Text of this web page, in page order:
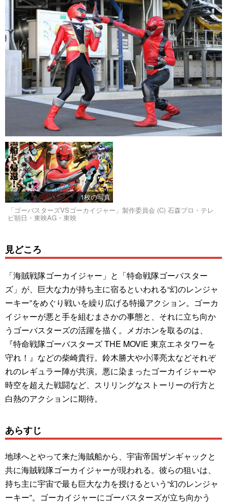
1枚の写真
「ゴーバスターズVSゴーカイジャー」製作委員会 (C) 石森プロ・テレ
ビ朝日・東映AG・東映
見どころ
「海賊戦隊ゴーカイジャー」と「特命戦隊ゴーバスター
ズ」が、巨大な力が持ち主に宿るといわれる“幻のレンジャ
ーキー”をめぐり戦いを繰り広げる特撮アクション。ゴーカ
イジャーが悪と手を組むまさかの事態と、それに立ち向か
うゴーバスターズの活躍を描く。メガホンを取るのは、
『特命戦隊ゴーバスターズ THE MOVIE 東京エネタワーを
守れ！』などの柴崎貴行。鈴木勝大や小澤亮太などそれぞ
れのレギュラー陣が共演。悪に染まったゴーカイジャーや
時空を超えた戦闘など、スリリングなストーリーの行方と
白熱のアクションに期待。
あらすじ
地球へとやって来た海賊船から、宇宙帝国ザンギャックと
共に海賊戦隊ゴーカイジャーが現われる。彼らの狙いは、
持ち主に宇宙で最も巨大な力を授けるという“幻のレンジャ
ーキー”。ゴーカイジャーにゴーバスターズが立ち向かう